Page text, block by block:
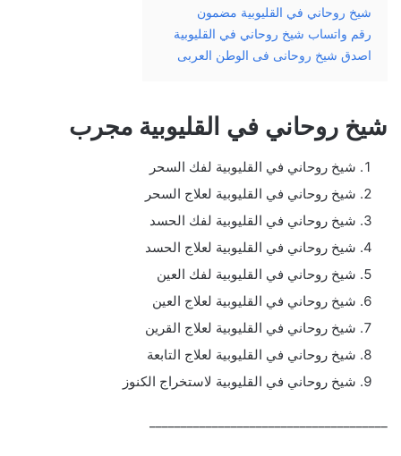
شيخ روحاني في القليوبية مضمون
رقم واتساب شيخ روحاني في القليوبية
اصدق شيخ روحانى فى الوطن العربى
شيخ روحاني في القليوبية مجرب
شيخ روحاني في القليوبية لفك السحر
شيخ روحاني في القليوبية لعلاج السحر
شيخ روحاني في القليوبية لفك الحسد
شيخ روحاني في القليوبية لعلاج الحسد
شيخ روحاني في القليوبية لفك العين
شيخ روحاني في القليوبية لعلاج العين
شيخ روحاني في القليوبية لعلاج القرين
شيخ روحاني في القليوبية لعلاج التابعة
شيخ روحاني في القليوبية لاستخراج الكنوز